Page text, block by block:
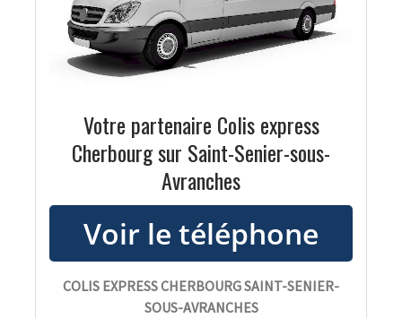
Votre partenaire Colis express
Cherbourg sur Saint-Senier-sous-
Avranches
COLIS EXPRESS CHERBOURG SAINT-SENIER-
SOUS-AVRANCHES